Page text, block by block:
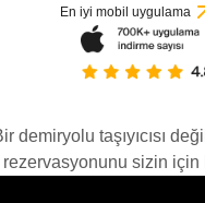
En iyi mobil uygulama
taşıyıcısı
sizin için